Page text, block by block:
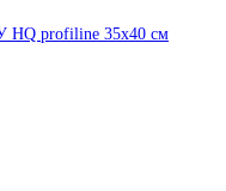
HQ profiline 35х40 см